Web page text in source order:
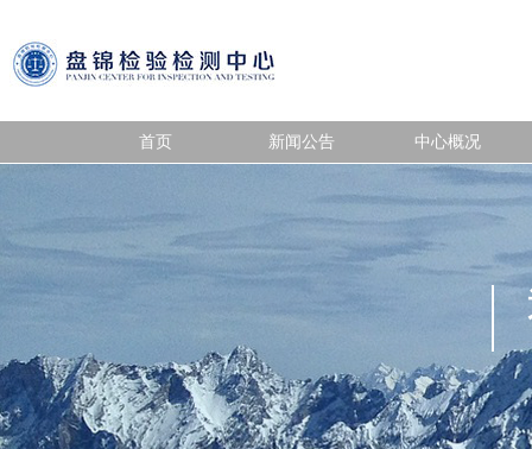
首页 新闻公告 中心概况